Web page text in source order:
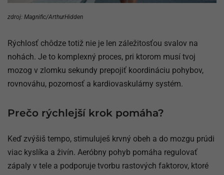
zdroj: Magnific/ArthurHidden
Rýchlosť chôdze totiž nie je len záležitosťou svalov na
nohách. Je to komplexný proces, pri ktorom musí tvoj
mozog v zlomku sekundy prepojiť koordináciu pohybov,
rovnováhu, pozornosť a kardiovaskulárny systém.
Prečo rýchlejší krok pomáha?
Keď zvýšiš tempo, stimuluješ krvný obeh a do mozgu prúdi
viac kyslíka a živín. Aeróbny pohyb pomáha regulovať
zápaly v tele a podporuje tvorbu rastových faktorov, ktoré